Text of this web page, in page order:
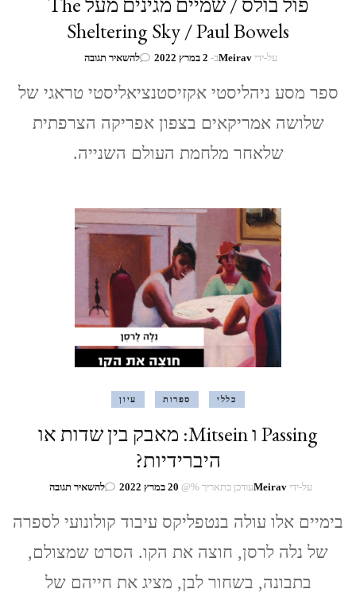
Sheltering Sky / Paul Bowels
על-ידיMeiravב- 2 במרץ 2022 להשאיר תגובהבנושא
בולס
שמיים
מעל
Paul
ספר מסע ניהליסטי אקזיסטנציאליסטי טראגי של
שלושה אמריקאים בצפון אפריקה הצרפתית
שלאחר מלחמת העולם השנייה.
כללי ספרות עיון
Passing ו Mitsein: מאבק בין שדות או
היברידיות?
על-ידיMeiravעודכן בתאריך %@ 20 במרץ 2022 להשאיר תגובהבנושא
ו
מאבק
שדות
בימיים אלו עולה בנטפליקס עיבוד קולונועי לספרה
של נלה לרסן, חוצה את הקו. הסרט שמצולם,
בתבונה, בשחור לבן, מציג את חייהם של